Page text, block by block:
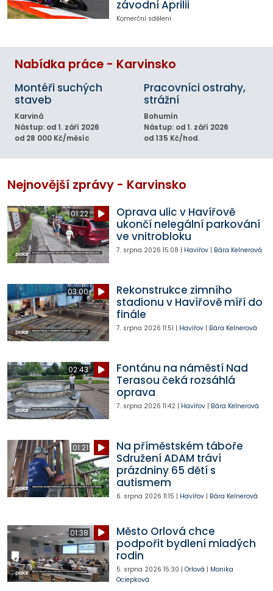
závodní Aprilii
Komerční sdělení
Nabídka práce - Karvinsko
Montéři suchých
staveb
Karviná
Nástup: od 1. září 2026
od 28 000 Kč/měsíc
Pracovníci ostrahy,
strážní
Bohumín
Nástup: od 1. září 2026
od 135 Kč/hod.
Nejnovější zprávy - Karvinsko
01:22
Oprava ulic v Havířově
ukončí nelegální parkování
ve vnitrobloku
7. srpna 2026 15:08 | Havířov| Bára Kelnerová
03:00
Rekonstrukce zimního
stadionu v Havířově míří do
finále
7. srpna 2026 11:51 | Havířov| Bára Kelnerová
02:43
Fontánu na náměstí Nad
Terasou čeká rozsáhlá
oprava
7. srpna 2026 11:42| Havířov| Bára Kelnerová
01:21
Na příměstském táboře
Sdružení ADAM tráví
prázdniny 65 dětí s
autismem
6. srpna 2026 11:15 | Havířov| Bára Kelnerová
01:38
Město Orlová chce
podpořit bydlení mladých
rodin
5. srpna 2026 15:30 | Orlová | Monika
Ociepková